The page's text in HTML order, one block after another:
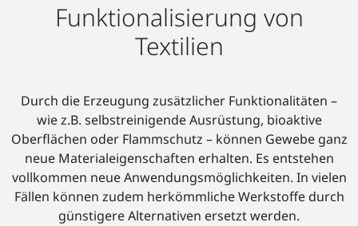
Funktionalisierung von
Textilien
Durch die Erzeugung zusätzlicher Funktionalitäten –
wie z.B. selbstreinigende Ausrüstung, bioaktive
Oberflächen oder Flammschutz – können Gewebe ganz
neue Materialeigenschaften erhalten. Es entstehen
vollkommen neue Anwendungsmöglichkeiten. In vielen
Fällen können zudem herkömmliche Werkstoffe durch
günstigere Alternativen ersetzt werden.